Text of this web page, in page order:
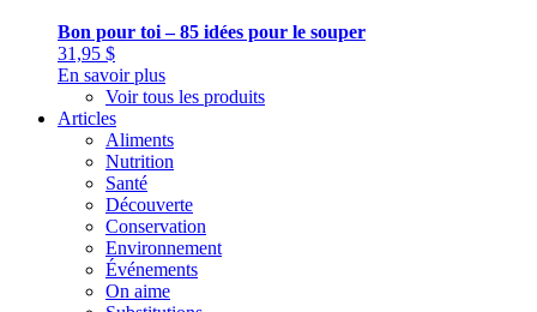
Bon pour toi – 85 idées pour le souper
31,95 $
En savoir plus
Voir tous les produits
Articles
Aliments
Nutrition
Santé
Découverte
Conservation
Environnement
Événements
On aime